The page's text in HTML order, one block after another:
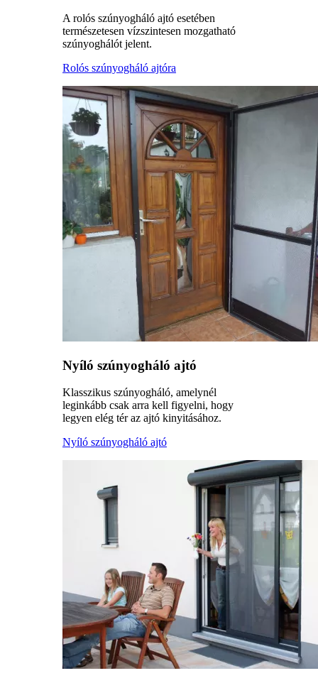
A rolós szúnyogháló ajtó esetében
természetesen vízszintesen mozgatható
szúnyoghálót jelent.
Rolós szúnyogháló ajtóra
Nyíló szúnyogháló ajtó
Klasszikus szúnyogháló, amelynél
leginkább csak arra kell figyelni, hogy
legyen elég tér az ajtó kinyitásához.
Nyíló szúnyogháló ajtó